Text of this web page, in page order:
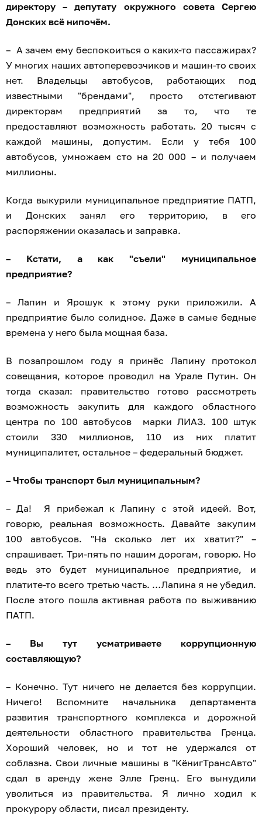
директору – депутату окружного совета Сергею
Донских всё нипочём.
– А зачем ему беспокоиться о каких-то пассажирах?
У многих наших автоперевозчиков и машин-то своих
нет. Владельцы автобусов, работающих под
известными "брендами", просто отстегивают
директорам предприятий за то, что те
предоставляют возможность работать. 20 тысяч с
каждой машины, допустим. Если у тебя 100
автобусов, умножаем сто на 20 000 – и получаем
миллионы.
Когда выкурили муниципальное предприятие ПАТП,
и Донских занял его территорию, в его
распоряжении оказалась и заправка.
– Кстати, а как "съели" муниципальное
предприятие?
– Лапин и Ярошук к этому руки приложили. А
предприятие было солидное. Даже в самые бедные
времена у него была мощная база.
В позапрошлом году я принёс Лапину протокол
совещания, которое проводил на Урале Путин. Он
тогда сказал: правительство готово рассмотреть
возможность закупить для каждого областного
центра по 100 автобусов марки ЛИАЗ. 100 штук
стоили 330 миллионов, 110 из них платит
муниципалитет, остальное – федеральный бюджет.
– Чтобы транспорт был муниципальным?
– Да! Я прибежал к Лапину с этой идеей. Вот,
говорю, реальная возможность. Давайте закупим
100 автобусов. "На сколько лет их хватит?" –
спрашивает. Три-пять по нашим дорогам, говорю. Но
ведь это будет муниципальное предприятие, и
платите-то всего третью часть. …Лапина я не убедил.
После этого пошла активная работа по выживанию
ПАТП.
– Вы тут усматриваете коррупционную
составляющую?
– Конечно. Тут ничего не делается без коррупции.
Ничего! Вспомните начальника департамента
развития транспортного комплекса и дорожной
деятельности областного правительства Гренца.
Хороший человек, но и тот не удержался от
соблазна. Свои личные машины в "КёнигТрансАвто"
сдал в аренду жене Элле Гренц. Его вынудили
уволиться из правительства. Я лично ходил к
прокурору области, писал президенту.